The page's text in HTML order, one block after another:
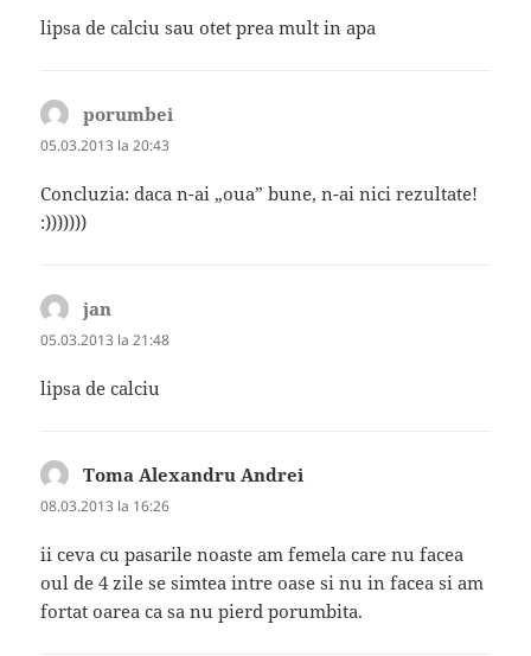
lipsa de calciu sau otet prea mult in apa
porumbei
05.03.2013 la 20:43
Concluzia: daca n-ai „oua” bune, n-ai nici rezultate!
:)))))))
jan
05.03.2013 la 21:48
lipsa de calciu
Toma Alexandru Andrei
08.03.2013 la 16:26
ii ceva cu pasarile noaste am femela care nu facea
oul de 4 zile se simtea intre oase si nu in facea si am
fortat oarea ca sa nu pierd porumbita.